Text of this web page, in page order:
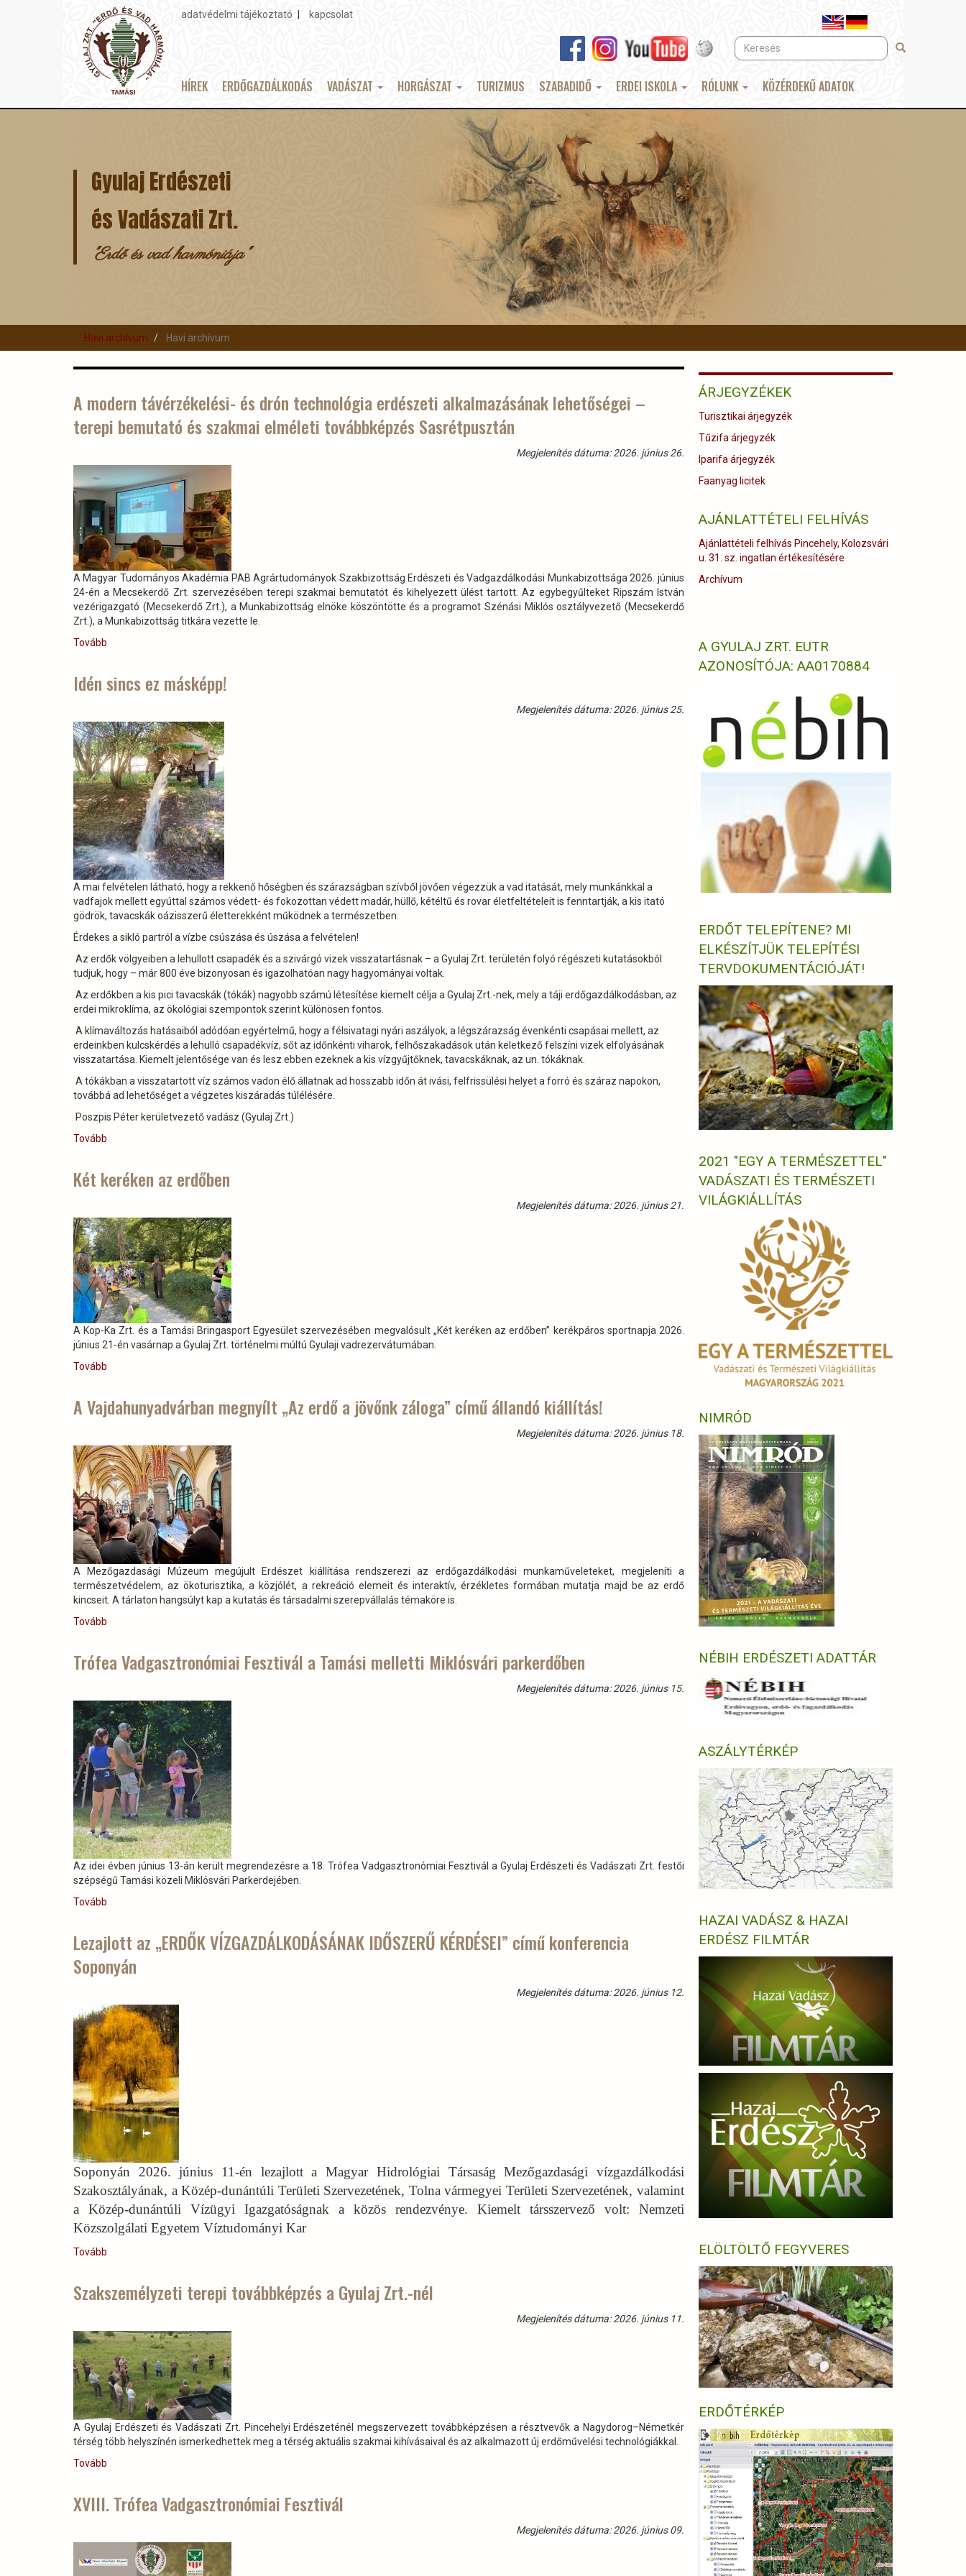
Topmenu
adatvédelmi tájékoztató kapcsolat
Keresés Keresés
Main
HÍREK ERDŐGAZDÁLKODÁS VADÁSZAT HORGÁSZAT TURIZMUS SZABADIDŐ ERDEI ISKOLA RÓLUNK KÖZÉRDEKŰ ADATOK
Gyulaj Erdészeti
és Vadászati Zrt.
"Erdő és vad harmóniája"
Havi archívum Havi archívum
A modern távérzékelési- és drón technológia erdészeti alkalmazásának lehetőségei –
terepi bemutató és szakmai elméleti továbbképzés Sasrétpusztán
Megjelenítés dátuma: 2026. június 26.
A Magyar Tudományos Akadémia PAB Agrártudományok Szakbizottság Erdészeti és Vadgazdálkodási Munkabizottsága 2026. június
24-én a Mecsekerdő Zrt. szervezésében terepi szakmai bemutatót és kihelyezett ülést tartott. Az egybegyűlteket Ripszám István
vezérigazgató (Mecsekerdő Zrt.), a Munkabizottság elnöke köszöntötte és a programot Szénási Miklós osztályvezető (Mecsekerdő
Zrt.), a Munkabizottság titkára vezette le.
Tovább
és
erdészeti
alkalmazásának
lehetőségei
–
terepi
bemutató
és
szakmai
elméleti
továbbképzés
Sasrétpusztán)
Idén sincs ez másképp!
Megjelenítés dátuma: 2026. június 25.
A mai felvételen látható, hogy a rekkenő hőségben és szárazságban szívből jövően végezzük a vad itatását, mely munkánkkal a
vadfajok mellett egyúttal számos védett- és fokozottan védett madár, hüllő, kétéltű és rovar életfeltételeit is fenntartják, a kis itató
gödrök, tavacskák oázisszerű életterekként működnek a természetben.
Érdekes a sikló partról a vízbe csúszása és úszása a felvételen!
Az erdők völgyeiben a lehullott csapadék és a szivárgó vizek visszatartásnak – a Gyulaj Zrt. területén folyó régészeti kutatásokból
tudjuk, hogy – már 800 éve bizonyosan és igazolhatóan nagy hagyományai voltak.
Az erdőkben a kis pici tavacskák (tókák) nagyobb számú létesítése kiemelt célja a Gyulaj Zrt.-nek, mely a táji erdőgazdálkodásban, az
erdei mikroklíma, az ökológiai szempontok szerint különösen fontos.
A klímaváltozás hatásaiból adódóan egyértelmű, hogy a félsivatagi nyári aszályok, a légszárazság évenkénti csapásai mellett, az
erdeinkben kulcskérdés a lehulló csapadékvíz, sőt az időnkénti viharok, felhőszakadások után keletkező felszíni vizek elfolyásának
visszatartása. Kiemelt jelentősége van és lesz ebben ezeknek a kis vízgyűjtőknek, tavacskáknak, az un. tókáknak.
A tókákban a visszatartott víz számos vadon élő állatnak ad hosszabb időn át ivási, felfrissülési helyet a forró és száraz napokon,
továbbá ad lehetőséget a végzetes kiszáradás túlélésére.
Poszpis Péter kerületvezető vadász (Gyulaj Zrt.)
Tovább
másképp!)
Két keréken az erdőben
Megjelenítés dátuma: 2026. június 21.
A Kop-Ka Zrt. és a Tamási Bringasport Egyesület szervezésében megvalósult „Két keréken az erdőben” kerékpáros sportnapja 2026.
június 21-én vasárnap a Gyulaj Zrt. történelmi múltú Gyulaji vadrezervátumában.
Tovább
erdőben)
A Vajdahunyadvárban megnyílt „Az erdő a jövőnk záloga” című állandó kiállítás!
Megjelenítés dátuma: 2026. június 18.
A Mezőgazdasági Múzeum megújult Erdészet kiállítása rendszerezi az erdőgazdálkodási munkaműveleteket, megjeleníti a
természetvédelem, az ökoturisztika, a közjólét, a rekreáció elemeit és interaktív, érzékletes formában mutatja majd be az erdő
kincseit. A tárlaton hangsúlyt kap a kutatás és társadalmi szerepvállalás témaköre is.
Tovább
„Az
jövőnk
záloga”
című
állandó
kiállítás!)
Trófea Vadgasztronómiai Fesztivál a Tamási melletti Miklósvári parkerdőben
Megjelenítés dátuma: 2026. június 15.
Az idei évben június 13-án került megrendezésre a 18. Trófea Vadgasztronómiai Fesztivál a Gyulaj Erdészeti és Vadászati Zrt. festői
szépségű Tamási közeli Miklósvári Parkerdejében.
Tovább
a
Tamási
melletti
parkerdőben)
Lezajlott az „ERDŐK VÍZGAZDÁLKODÁSÁNAK IDŐSZERŰ KÉRDÉSEI” című konferencia
Soponyán
Megjelenítés dátuma: 2026. június 12.
Soponyán 2026. június 11-én lezajlott a Magyar Hidrológiai Társaság Mezőgazdasági vízgazdálkodási
Szakosztályának, a Közép-dunántúli Területi Szervezetének, Tolna vármegyei Területi Szervezetének, valamint
a Közép-dunántúli Vízügyi Igazgatóságnak a közös rendezvénye. Kiemelt társszervező volt: Nemzeti
Közszolgálati Egyetem Víztudományi Kar
Tovább
VÍZGAZDÁLKODÁSÁNAK
című
konferencia
Soponyán)
Szakszemélyzeti terepi továbbképzés a Gyulaj Zrt.-nél
Megjelenítés dátuma: 2026. június 11.
A Gyulaj Erdészeti és Vadászati Zrt. Pincehelyi Erdészeténél megszervezett továbbképzésen a résztvevők a Nagydorog–Németkér
térség több helyszínén ismerkedhettek meg a térség aktuális szakmai kihívásaival és az alkalmazott új erdőművelési technológiákkal.
Tovább
XVIII. Trófea Vadgasztronómiai Fesztivál
Megjelenítés dátuma: 2026. június 09.
ÁRJEGYZÉKEK
Turisztikai árjegyzék
Tűzifa árjegyzék
Iparifa árjegyzék
Faanyag licitek
AJÁNLATTÉTELI FELHÍVÁS
Ajánlattételi felhívás Pincehely, Kolozsvári
u. 31. sz. ingatlan értékesítésére
Archívum
A GYULAJ ZRT. EUTR
AZONOSÍTÓJA: AA0170884
ERDŐT TELEPÍTENE? MI
ELKÉSZÍTJÜK TELEPÍTÉSI
TERVDOKUMENTÁCIÓJÁT!
2021 "EGY A TERMÉSZETTEL"
VADÁSZATI ÉS TERMÉSZETI
VILÁGKIÁLLÍTÁS
NIMRÓD
NÉBIH ERDÉSZETI ADATTÁR
ASZÁLYTÉRKÉP
HAZAI VADÁSZ & HAZAI
ERDÉSZ FILMTÁR
ELÖLTÖLTŐ FEGYVERES
ERDŐTÉRKÉP